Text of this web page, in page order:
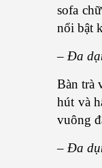
sofa
nổi bật
– Đa
Bàn trà
hút và
vuông
– Đa